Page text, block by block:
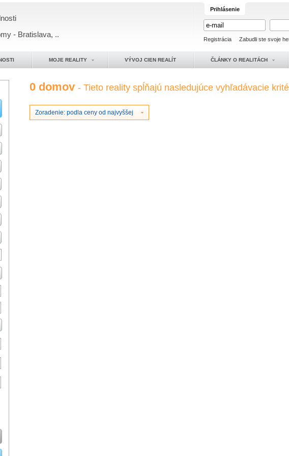
- Bratislava, ..
Prihlásenie
Registrácia Zabudli ste svoje
MOJE REALITY VÝVOJ CIEN REALÍT ČLÁNKY O REALITÁCH
0 domov- Tieto reality spĺňajú nasledujúce vyhľadávacie
Zoradenie: podla ceny od najvyššej